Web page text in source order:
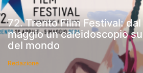
72. Trento Film Festival:
maggio un caleidoscopio
del mondo
Redazione